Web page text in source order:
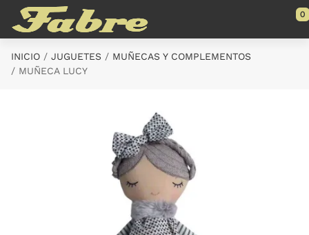
Saltar al contenido principal
0
INICIO JUGUETES
MUÑECAS Y COMPLEMENTOS
MUÑECA LUCY